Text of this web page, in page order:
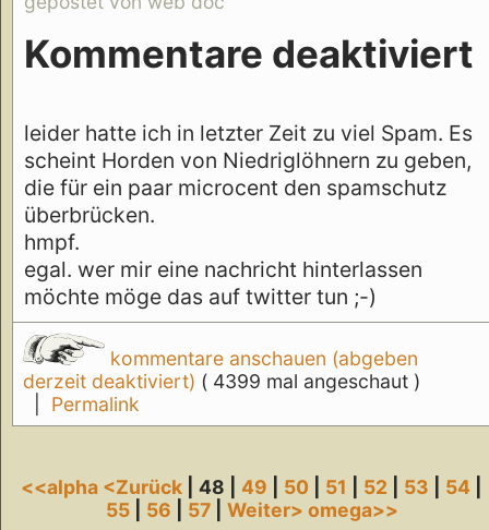
Kommentare deaktiviert
leider hatte ich in letzter Zeit zu viel Spam. Es
scheint Horden von Niedriglöhnern zu geben,
die für ein paar microcent den spamschutz
überbrücken.
hmpf.
egal. wer mir eine nachricht hinterlassen
möchte möge das auf twitter tun ;-)
kommentare anschauen (abgeben
derzeit deaktiviert) ( 4399 mal angeschaut )
Permalink
<<alpha <Zurück | 48 |49 50 51 52 53 54
55| 56 57| Weiter> omega>>